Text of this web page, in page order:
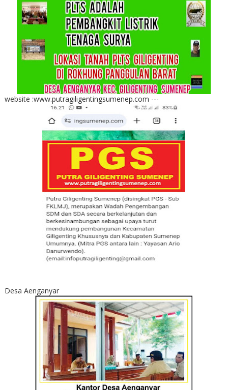
website :www.putragiligentingsumenep.com ---
Desa Aenganyar